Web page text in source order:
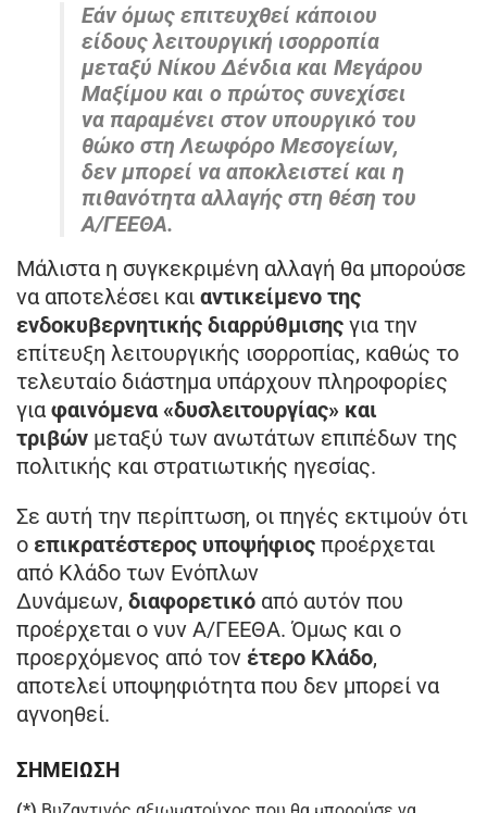
Εάν όμως επιτευχθεί κάποιου
είδους λειτουργική ισορροπία
μεταξύ Νίκου Δένδια και Μεγάρου
Μαξίμου και ο πρώτος συνεχίσει
να παραμένει στον υπουργικό του
θώκο στη Λεωφόρο Μεσογείων,
δεν μπορεί να αποκλειστεί και η
πιθανότητα αλλαγής στη θέση του
Α/ΓΕΕΘΑ.
Μάλιστα η συγκεκριμένη αλλαγή θα μπορούσε
να αποτελέσει και αντικείμενο της
ενδοκυβερνητικής διαρρύθμισης για την
επίτευξη λειτουργικής ισορροπίας, καθώς το
τελευταίο διάστημα υπάρχουν πληροφορίες
για φαινόμενα «δυσλειτουργίας» και
τριβών μεταξύ των ανωτάτων επιπέδων της
πολιτικής και στρατιωτικής ηγεσίας.
Σε αυτή την περίπτωση, οι πηγές εκτιμούν ότι
ο επικρατέστερος υποψήφιος προέρχεται
από Κλάδο των Ενόπλων
Δυνάμεων, διαφορετικό από αυτόν που
προέρχεται ο νυν Α/ΓΕΕΘΑ. Όμως και ο
προερχόμενος από τον έτερο Κλάδο,
αποτελεί υποψηφιότητα που δεν μπορεί να
αγνοηθεί.
ΣΗΜΕΙΩΣΗ